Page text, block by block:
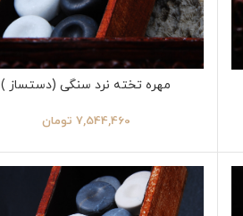
مهره تخته نرد سنگی (دستساز )
7,544,460 تومان